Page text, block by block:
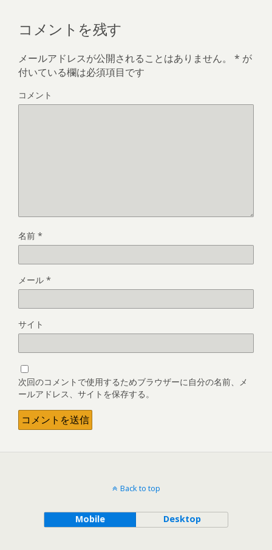
コメントを残す
メールアドレスが公開されることはありません。 * が
付いている欄は必須項目です
コメント
名前 *
メール *
サイト
次回のコメントで使用するためブラウザーに自分の名前、メ
ールアドレス、サイトを保存する。
Back to top
Mobile Desktop